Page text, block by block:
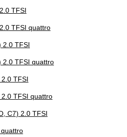
TFSI
TFSI quattro
2.0 TFSI
2.0 TFSI quattro
TFSI
TFSI quattro
C7) 2.0 TFSI